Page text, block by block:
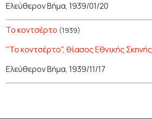
Ελεύθερον Βήμα, 1939/01/20
Το κοντσέρτο (1939)
"Το κοντσέρτο", θίασος Εθνικής Σκηνής
Ελεύθερον Βήμα, 1939/11/17